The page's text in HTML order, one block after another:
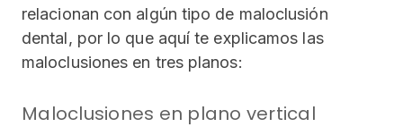
relacionan con algún tipo de maloclusión
dental, por lo que aquí te explicamos las
maloclusiones en tres planos:
Maloclusiones en plano vertical